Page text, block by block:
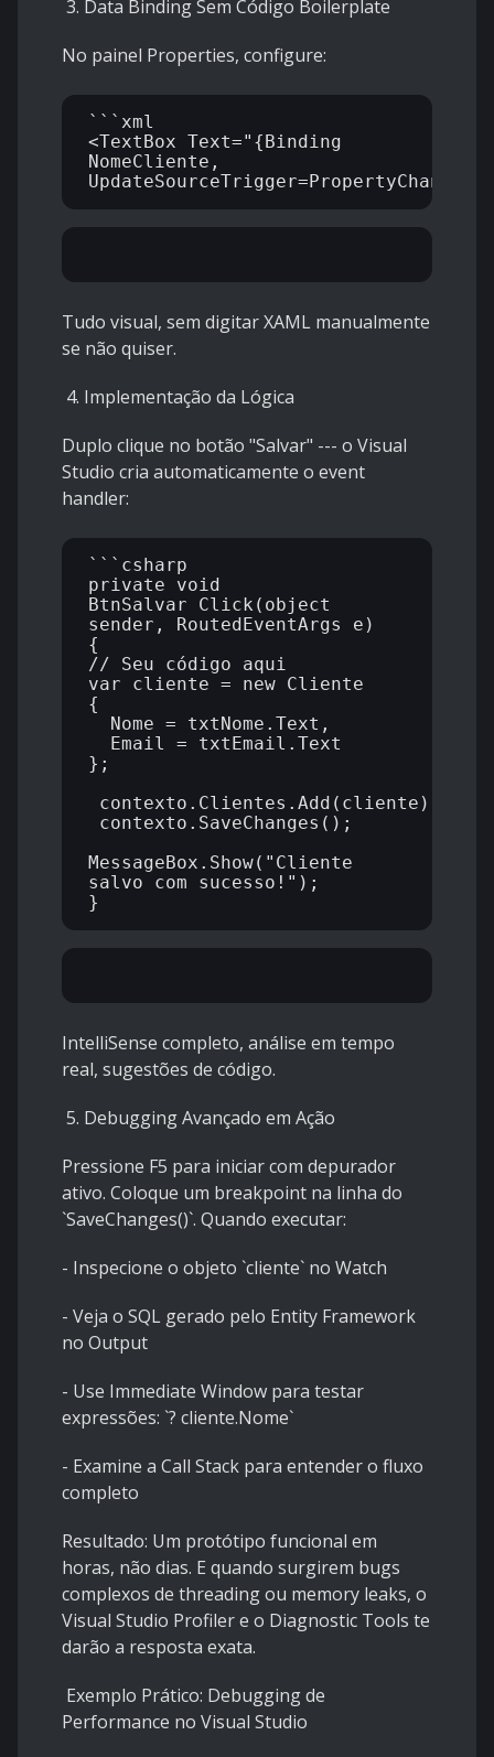
3. Data Binding Sem Código Boilerplate
No painel Properties, configure:
```xml
<TextBox Text="{Binding
NomeCliente,
Tudo visual, sem digitar XAML manualmente
se não quiser.
4. Implementação da Lógica
Duplo clique no botão "Salvar" --- o Visual
Studio cria automaticamente o event
handler:
```csharp
private void
BtnSalvar_Click(object
sender, RoutedEventArgs e)
{
// Seu código aqui
var cliente = new Cliente
{
Nome = txtNome.Text,
Email = txtEmail.Text
};
_contexto.Clientes.Add(cliente);
_contexto.SaveChanges();
MessageBox.Show("Cliente
salvo com sucesso!");
IntelliSense completo, análise em tempo
real, sugestões de código.
5. Debugging Avançado em Ação
Pressione F5 para iniciar com depurador
ativo. Coloque um breakpoint na linha do
`SaveChanges()`. Quando executar:
- Inspecione o objeto `cliente` no Watch
- Veja o SQL gerado pelo Entity Framework
no Output
- Use Immediate Window para testar
expressões: `? cliente.Nome`
- Examine a Call Stack para entender o fluxo
completo
Resultado: Um protótipo funcional em
horas, não dias. E quando surgirem bugs
complexos de threading ou memory leaks, o
Visual Studio Profiler e o Diagnostic Tools te
darão a resposta exata.
Exemplo Prático: Debugging de
Performance no Visual Studio